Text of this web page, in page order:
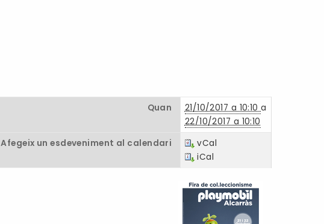
Quan 21/10/2017 a 10:10a
22/10/2017 a 10:10
Afegeix un esdeveniment al calendari
vCal
iCal